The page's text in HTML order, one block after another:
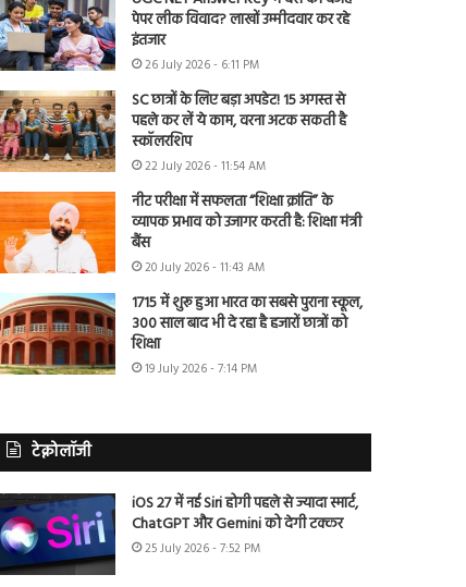
पेपर लीक विवाद? लाखों उम्मीदवार कर रहे
इंतजार
26 July 2026 - 6:11 PM
SC छात्रों के लिए बड़ा अपडेट! 15 अगस्त से
पहले कर लें ये काम, वरना अटक सकती है
स्कॉलरशिप
22 July 2026 - 11:54 AM
नीट परीक्षा में सफलता “शिक्षा क्रांति” के
व्यापक प्रभाव को उजागर करती है: शिक्षा मंत्री
बैंस
20 July 2026 - 11:43 AM
1715 में शुरू हुआ भारत का सबसे पुराना स्कूल,
300 साल बाद भी दे रहा है हजारों छात्रों को
शिक्षा
19 July 2026 - 7:14 PM
टेक्नोलॉजी
iOS 27 में नई Siri होगी पहले से ज्यादा स्मार्ट,
ChatGPT और Gemini को देगी टक्कर
25 July 2026 - 7:52 PM